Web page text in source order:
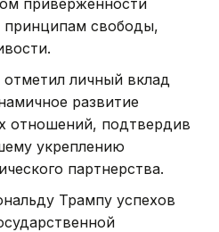
принципам свободы,
личный вклад
развитие
отношений, подтвердив
укреплению
партнерства.
Трампу успехов